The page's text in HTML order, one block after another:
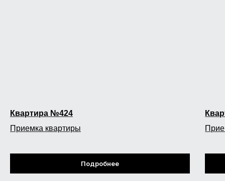
Квартира №424
Приемка квартиры
Подробнее